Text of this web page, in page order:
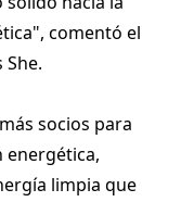
comentó el
socios para
energética,
limpia que